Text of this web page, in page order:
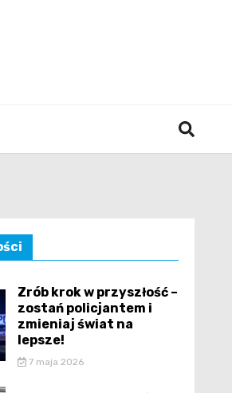
Zrób krok w przyszłość –
zostań policjantem i
zmieniaj świat na
lepsze!
7 maja 2026